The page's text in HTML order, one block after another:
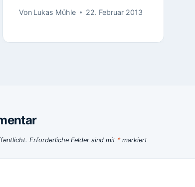
Von Lukas Mühle 22. Februar 2013
Erforderliche Felder sind mit *markiert